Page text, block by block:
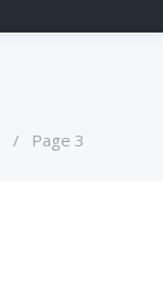
/ Page 3